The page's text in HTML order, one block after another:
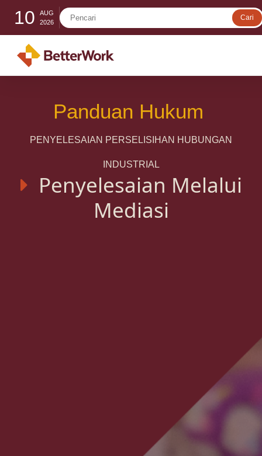
10
AUG
2026
Panduan Hukum
PENYELESAIAN PERSELISIHAN HUBUNGAN
INDUSTRIAL
Penyelesaian Melalui
Mediasi